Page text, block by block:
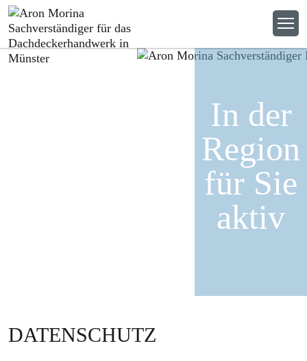
In der
Region
für Sie
aktiv
DATENSCHUTZ